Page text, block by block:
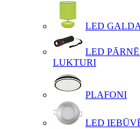
LED
LED
LUKTURI
PLAFONI
LED